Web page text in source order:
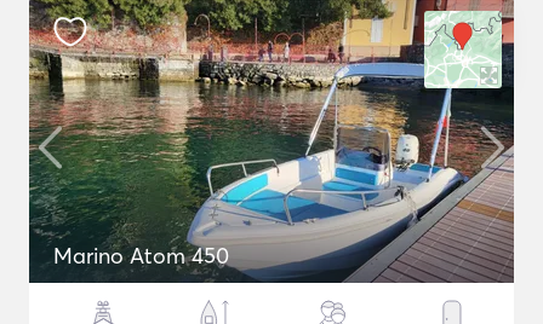
Marino Atom 450